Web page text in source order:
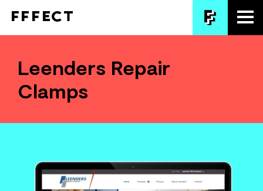
Leenders Repair
Clamps